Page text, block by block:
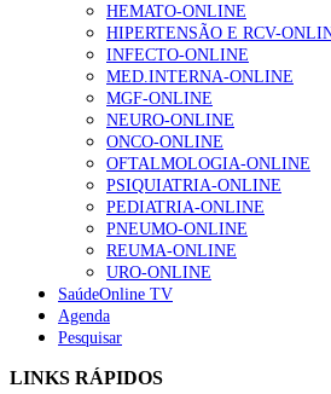
Quase quatro em cada dez
apresentavam níveis
86 visualizações
“Os programas de rastreio
custo-efetivos e representam
sustentável para os sistemas
66 visualizações
Trodelvy aprovado para
mama triplo negativo
61 visualizações
HEMATO-ONLINE
HIPERTENSÃO E RCV-
INFECTO-ONLINE
MED.INTERNA-ONLINE
MGF-ONLINE
NEURO-ONLINE
ONCO-ONLINE
OFTALMOLOGIA-ONLINE
PSIQUIATRIA-ONLINE
PEDIATRIA-ONLINE
PNEUMO-ONLINE
REUMA-ONLINE
URO-ONLINE
SaúdeOnline TV
Agenda
Pesquisar
LINKS RÁPIDOS